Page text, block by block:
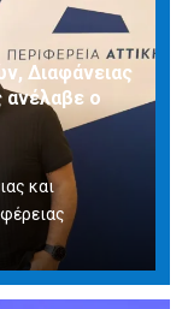
Διαφάνειας
ανέλαβε ο
και